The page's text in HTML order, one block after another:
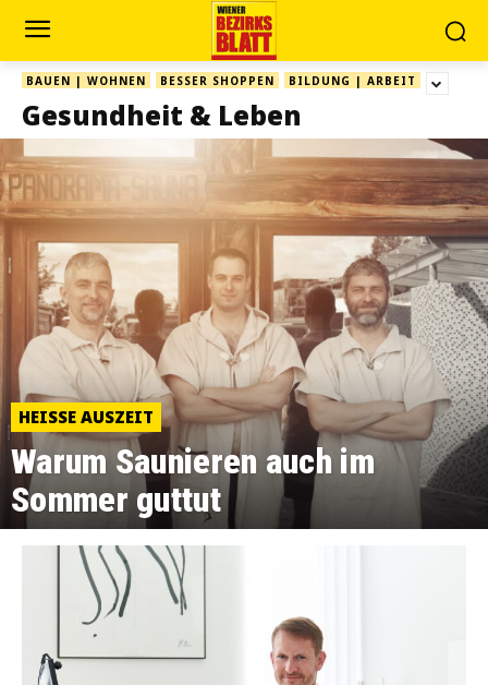
BAUEN | WOHNEN BESSER SHOPPEN BILDUNG | ARBEIT
Gesundheit & Leben
HEISSE AUSZEIT
Warum Saunieren auch im
Sommer guttut